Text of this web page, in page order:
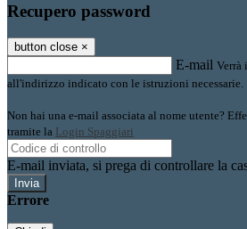
Recupero password
button close ×
E-mail Verrà
all'indirizzo indicato con le istruzioni necessarie.
Non hai una e-mail associata al nome utente?
tramite la Login Spaggiari
E-mail inviata, si prega di controllare la
Errore